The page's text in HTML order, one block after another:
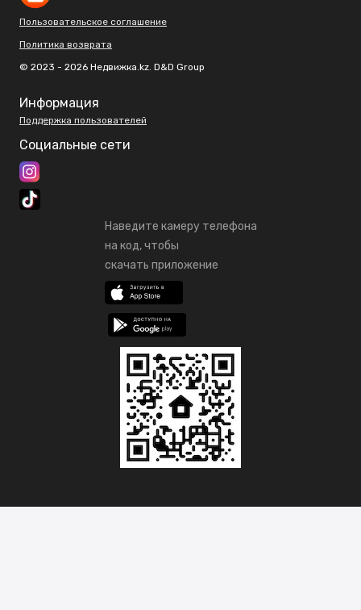
Пользовательское соглашение
Политика возврата
© 2023 - 2026 Недвижка.kz. D&D Group
Информация
Поддержка пользователей
Социальные сети
Наведите камеру телефона
на код, чтобы
скачать приложение